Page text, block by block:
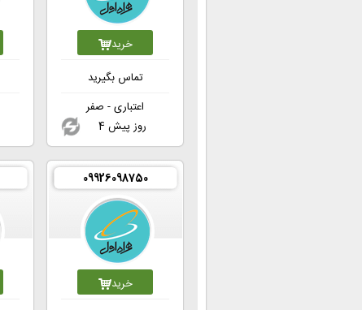
خرید
تماس بگیرید
اعتباری - صفر
4 روز پیش
09926098750
خرید